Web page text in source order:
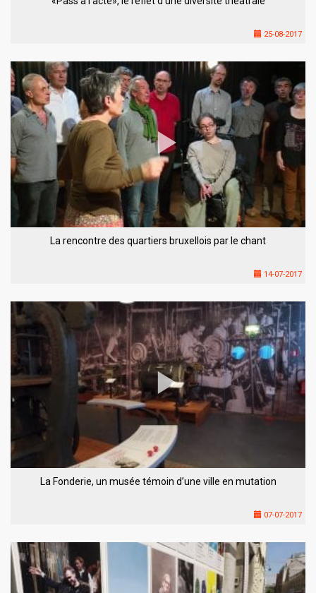
25-08-2017
La rencontre des quartiers bruxellois par le chant
14-07-2017
La Fonderie, un musée témoin d’une ville en mutation
07-07-2017